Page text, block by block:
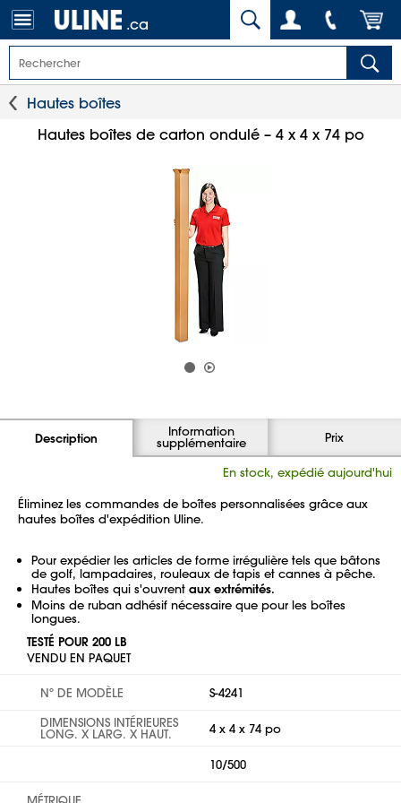
.ca
Hautes boîtes
Hautes boîtes de carton ondulé – 4 x 4 x 74 po
Description Information
supplémentaire Prix
En stock, expédié aujourd'hui
Éliminez les commandes de boîtes personnalisées grâce aux
hautes boîtes d'expédition Uline.
Pour expédier les articles de forme irrégulière tels que bâtons
de golf, lampadaires, rouleaux de tapis et cannes à pêche.
Hautes boîtes qui s'ouvrent aux extrémités.
Moins de ruban adhésif nécessaire que pour les boîtes
longues.
TESTÉ POUR 200 LB
VENDU EN PAQUET
Nº DE MODÈLE
S-4241
DIMENSIONS INTÉRIEURES
LONG. X LARG. X HAUT. 4 x 4 x 74 po
10/500
MÉTRIQUE